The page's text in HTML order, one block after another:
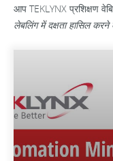
आप TEKLYNX प्रशिक्षण
लेबलिंग में दक्षता हासिल